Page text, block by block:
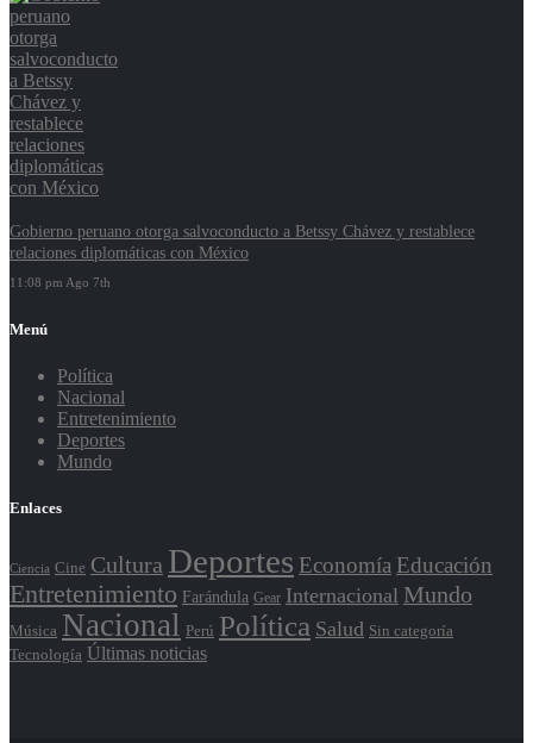
Gobierno peruano otorga salvoconducto a Betssy Chávez y restablece
relaciones diplomáticas con México
11:08 pm Ago 7th
Menú
Política
Nacional
Entretenimiento
Deportes
Mundo
Enlaces
Ciencia Cine Cultura Deportes Economía Educación
Entretenimiento Farándula Gear Internacional Mundo
Música Nacional Perú Política Salud Sin categoría
Tecnología Últimas noticias